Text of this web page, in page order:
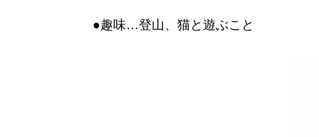
●趣味…登山、猫と遊ぶこと